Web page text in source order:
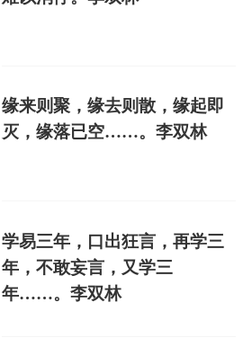
缘来则聚，缘去则散，缘起即
灭，缘落已空……。李双林
学易三年，口出狂言，再学三
年，不敢妄言，又学三
年……。李双林